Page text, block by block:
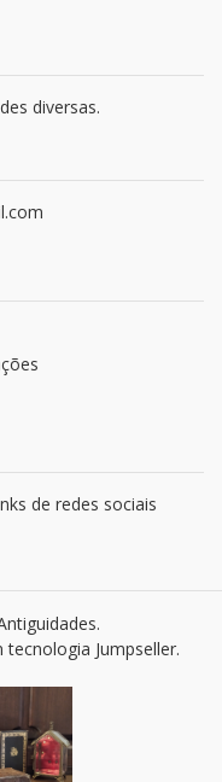
diversas.
de redes sociais
tecnologia Jumpseller.